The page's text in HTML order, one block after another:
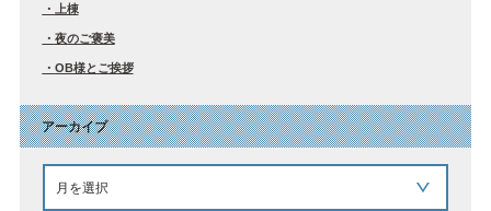
上棟
夜のご褒美
OB様とご挨拶
アーカイブ